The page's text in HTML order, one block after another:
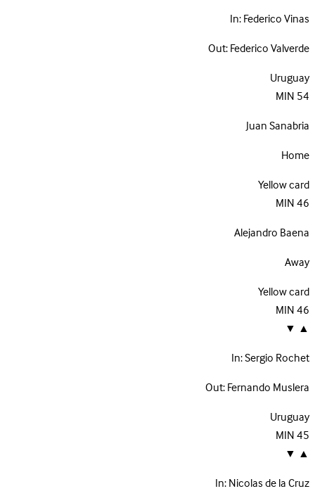
In:Federico Vinas
Out:Federico Valverde
Uruguay
54
MIN
Juan Sanabria
Home
Yellow card
46
MIN
Alejandro Baena
Away
Yellow card
46
MIN
▲
▼
In:Sergio Rochet
Out:Fernando Muslera
Uruguay
45
MIN
▲
▼
In:Nicolas de la Cruz